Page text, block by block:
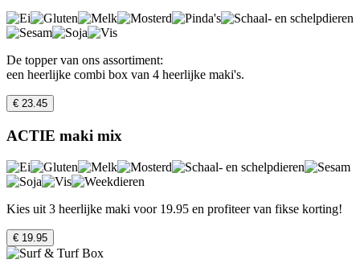
De topper van ons assortiment:
een heerlijke combi box van 4 heerlijke maki's.
€ 23.45
ACTIE maki mix
Kies uit 3 heerlijke maki voor 19.95 en profiteer van fikse korting!
€ 19.95